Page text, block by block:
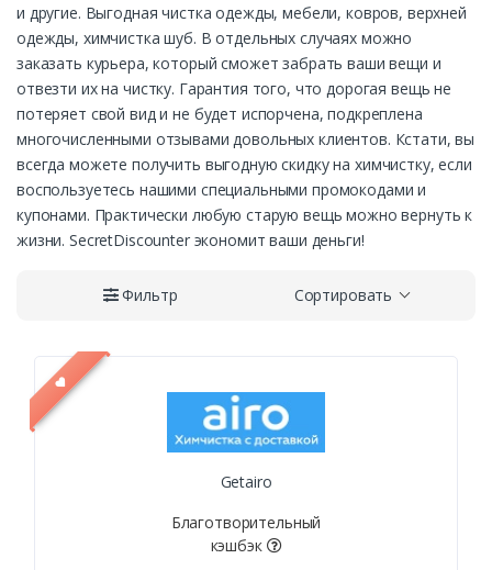
и другие. Выгодная чистка одежды, мебели, ковров, верхней
одежды, химчистка шуб. В отдельных случаях можно
заказать курьера, который сможет забрать ваши вещи и
отвезти их на чистку. Гарантия того, что дорогая вещь не
потеряет свой вид и не будет испорчена, подкреплена
многочисленными отзывами довольных клиентов. Кстати, вы
всегда можете получить выгодную скидку на химчистку, если
воспользуетесь нашими специальными промокодами и
купонами. Практически любую старую вещь можно вернуть к
жизни. SecretDiscounter экономит ваши деньги!
Фильтр Сортировать
Getairo
Благотворительный
кэшбэк